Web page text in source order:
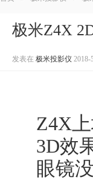
极米Z4X
发表在 极米投影仪 2018-
Z4X
3D效
眼镜